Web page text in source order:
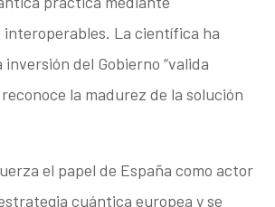
La científica ha
del Gobierno “valida
la madurez de la solución
el papel de España como actor
cuántica europea y se